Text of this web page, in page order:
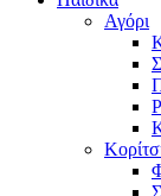
Αγόρι